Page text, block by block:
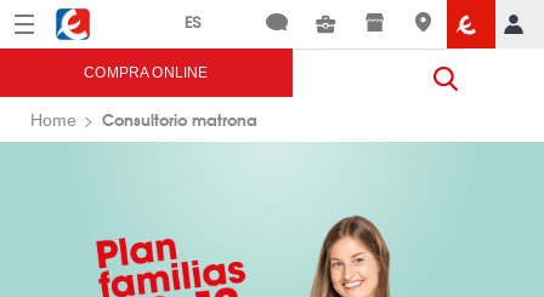
Menú Eroski
COMPRA ONLINE
Home Consultorio matrona